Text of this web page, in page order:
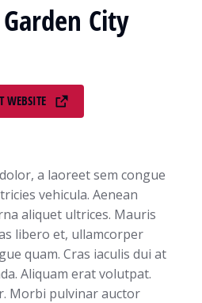
City
WEBSITE
a laoreet sem congue
vehicula. Aenean
aliquet ultrices. Mauris
libero et, ullamcorper
quam. Cras iaculis dui at
Aliquam erat volutpat.
Morbi pulvinar auctor